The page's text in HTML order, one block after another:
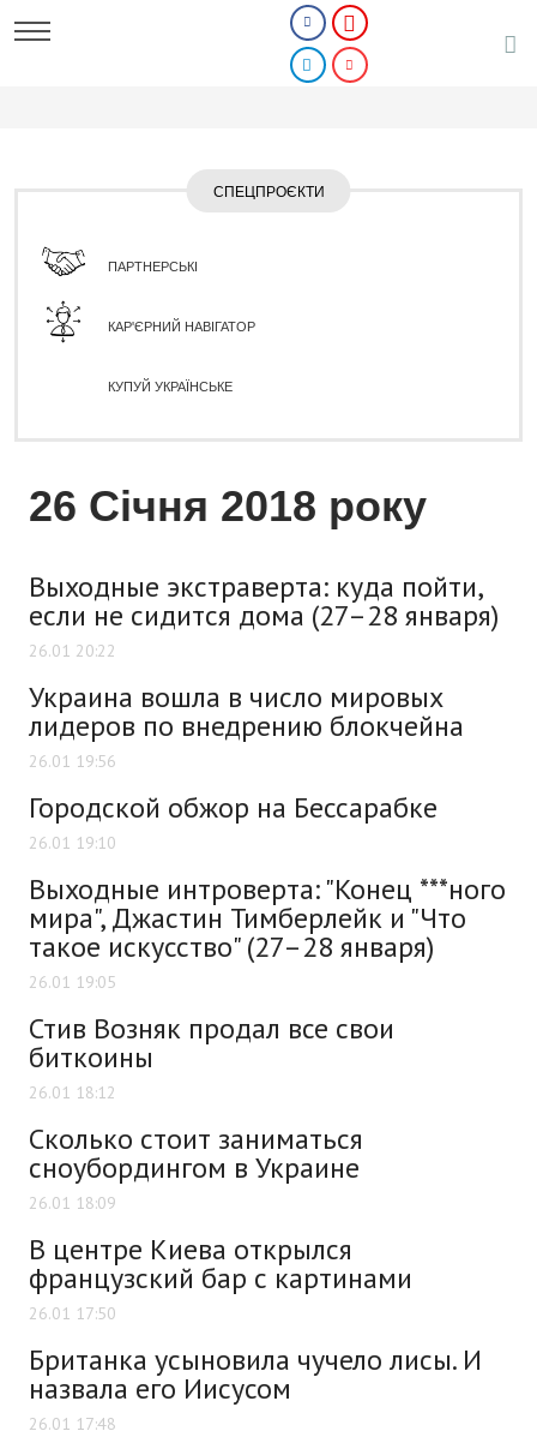
СПЕЦПРОЄКТИ
ПАРТНЕРСЬКІ
КАР'ЄРНИЙ НАВІГАТОР
КУПУЙ УКРАЇНСЬКЕ
26 Січня 2018 року
Выходные экстраверта: куда пойти,
если не сидится дома (27–28 января)
26.01 20:22
Украина вошла в число мировых
лидеров по внедрению блокчейна
26.01 19:56
Городской обжор на Бессарабке
26.01 19:10
Выходные интроверта: "Конец ***ного
мира", Джастин Тимберлейк и "Что
такое искусство" (27–28 января)
26.01 19:05
Стив Возняк продал все свои
биткоины
26.01 18:12
Сколько стоит заниматься
сноубордингом в Украине
26.01 18:09
В центре Киева открылся
французский бар с картинами
26.01 17:50
Британка усыновила чучело лисы. И
назвала его Иисусом
26.01 17:48